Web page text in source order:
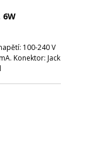
6W
100-240 V
Konektor: Jack